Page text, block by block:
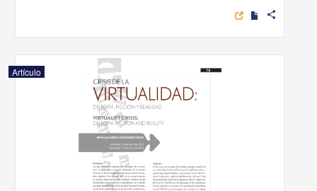
share
Artículo